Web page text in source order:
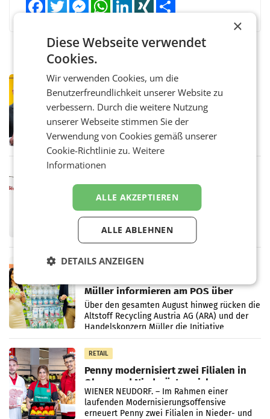
PRIMENEWS
Österreichische Post: Umsatzplus im
ersten Halbjahr trotz schwachem
Briefgeschäft
WIEN Die Österreichische Post AG hat im
ersten Halbjahr 2026 einen Konzernumsatz
von 1.544,0 Mio. EUR erwirtschaftet, was
einem Plus von 3,8 Prozent gegenüber dem
Vergleichszeitraum
MARKETING & MEDIA
ProSiebenSat.1 spart und macht
überraschend viel Gewinn
UNTERFÖHRING/MAILAND/AMSTERDAM. Der
Fernsehkonzern ProSiebenSat.1 hat im
Frühjahr dank Kostensenkungen operativ
wieder Gewinn gemacht und die
RETAIL
Müller informieren am POS über
Kreislauffähigkeit
Über den gesamten August hinweg rücken die
Altstoff Recycling Austria AG (ARA) und der
Handelskonzern Müller die Initiative
„Kreislauf-Helden“ in allen österreichischen
Müller-Filialen
RETAIL
Penny modernisiert zwei Filialen in
Ober- und Niederösterreich
WIENER NEUDORF. – Im Rahmen einer
laufenden Modernisierungsoffensive
erneuert Penny zwei Filialen in Nieder- und
×
Diese Webseite verwendet
Cookies.
Wir verwenden Cookies, um die
Benutzerfreundlichkeit unserer Website zu
verbessern. Durch die weitere Nutzung
unserer Webseite stimmen Sie der
Verwendung von Cookies gemäß unserer
Cookie-Richtlinie zu.Weitere
Informationen
ALLE AKZEPTIEREN
ALLE ABLEHNEN
DETAILS ANZEIGEN